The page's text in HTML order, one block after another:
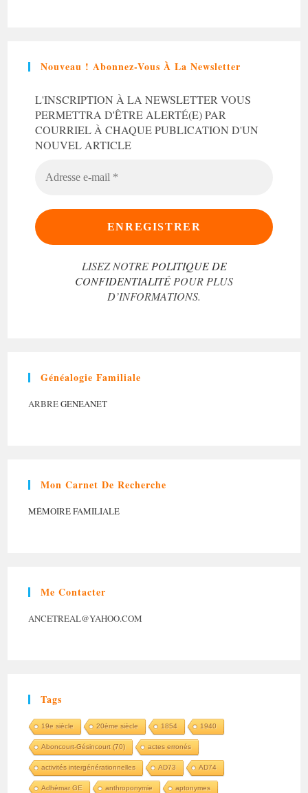
Nouveau ! Abonnez-Vous À La Newsletter
L'INSCRIPTION À LA NEWSLETTER VOUS
PERMETTRA D'ÊTRE ALERTÉ(E) PAR
COURRIEL À CHAQUE PUBLICATION D'UN
NOUVEL ARTICLE
LISEZ NOTRE POLITIQUE DE
CONFIDENTIALITÉ POUR PLUS
D’INFORMATIONS.
Généalogie Familiale
ARBREGENEANET
Mon Carnet De Recherche
MÉMOIRE FAMILIALE
Me Contacter
ANCETREAL@YAHOO.COM
Tags
19e siècle 20ème siècle 1854 1940
Aboncourt-Gésincourt (70) actes erronés
activités intergénérationnelles AD73 AD74
Adhémar GE anthroponymie aptonymes